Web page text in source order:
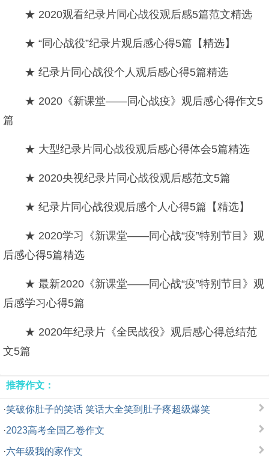
★ 2020观看纪录片同心战役观后感5篇范文精选
★ “同心战役”纪录片观后感心得5篇【精选】
★ 纪录片同心战役个人观后感心得5篇精选
★ 2020《新课堂——同心战疫》观后感心得作文5
篇
★ 大型纪录片同心战役观后感心得体会5篇精选
★ 2020央视纪录片同心战役观后感范文5篇
★ 纪录片同心战役观后感个人心得5篇【精选】
★ 2020学习《新课堂——同心战“疫”特别节目》观
后感心得5篇精选
★ 最新2020《新课堂——同心战“疫”特别节目》观
后感学习心得5篇
★ 2020年纪录片《全民战役》观后感心得总结范
文5篇
推荐作文：
·笑破你肚子的笑话 笑话大全笑到肚子疼超级爆笑
·2023高考全国乙卷作文
·六年级我的家作文